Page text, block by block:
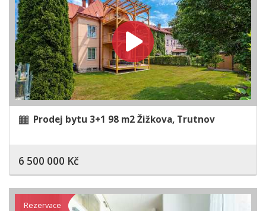
FINANCOVÁNÍ / HYPOTÉKA
KONTAKT
Prodej bytu 3+1 98 m2 Žižkova, Trutnov
6 500 000 Kč
Rezervace